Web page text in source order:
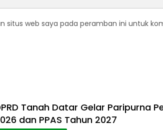
situs web saya pada peramban ini untuk
Tanah Datar Gelar Paripurna
dan PPAS Tahun 2027